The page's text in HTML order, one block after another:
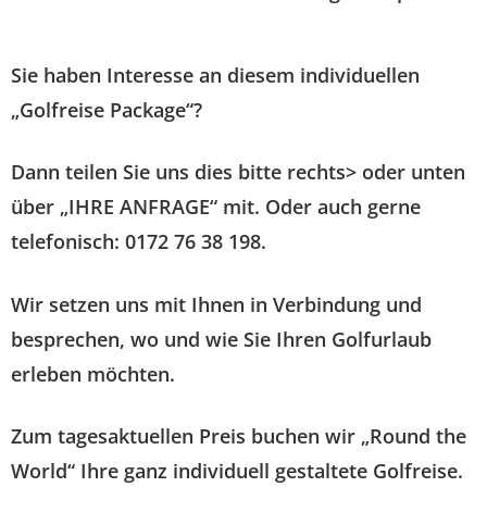
Sie haben Interesse an diesem individuellen
„Golfreise Package“?
Dann teilen Sie uns dies bitte rechts> oder unten
über „IHRE ANFRAGE“ mit. Oder auch gerne
telefonisch: 0172 76 38 198.
Wir setzen uns mit Ihnen in Verbindung und
besprechen, wo und wie Sie Ihren Golfurlaub
erleben möchten.
Zum tagesaktuellen Preis buchen wir „Round the
World“ Ihre ganz individuell gestaltete Golfreise.